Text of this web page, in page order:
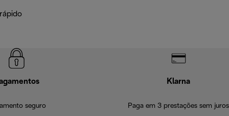
seguro
Klarna
Paga em 3 prestações sem juros